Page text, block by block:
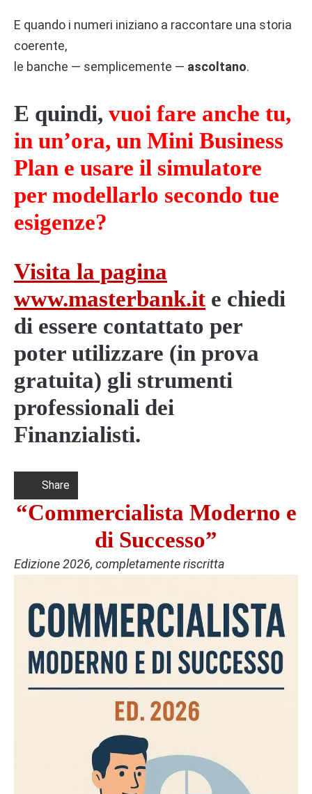
E quando i numeri iniziano a raccontare una storia
coerente,
le banche — semplicemente — ascoltano.
E quindi, vuoi fare anche tu,
in un’ora, un Mini Business
Plan e usare il simulatore
per modellarlo secondo tue
esigenze?
Visita la pagina
www.masterbank.it e chiedi
di essere contattato per
poter utilizzare (in prova
gratuita) gli strumenti
professionali dei
Finanzialisti.
Share
“Commercialista Moderno e
di Successo”
Edizione 2026, completamente riscritta